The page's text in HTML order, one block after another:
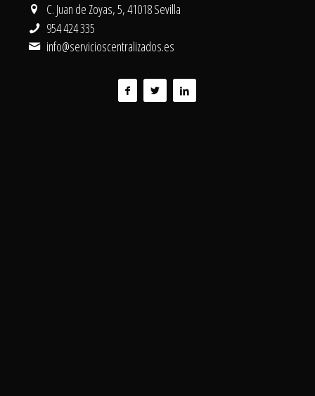
C. Juan de Zoyas, 5, 41018 Sevilla
954 424 335
info@servicioscentralizados.es